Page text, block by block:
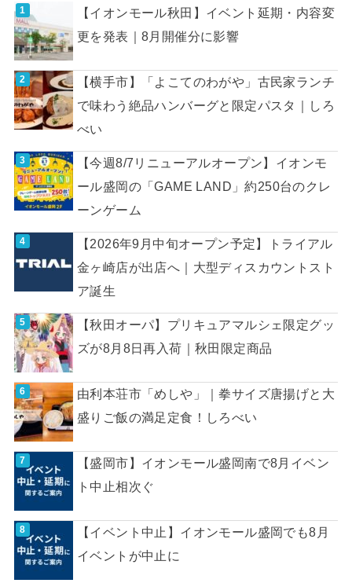
【イオンモール秋田】イベント延期・内容変
更を発表｜8月開催分に影響
【横手市】「よこてのわがや」古民家ランチ
で味わう絶品ハンバーグと限定パスタ｜しろ
べい
【今週8/7リニューアルオープン】イオンモ
ール盛岡の「GAME LAND」約250台のクレ
ーンゲーム
【2026年9月中旬オープン予定】トライアル
金ヶ崎店が出店へ｜大型ディスカウントスト
ア誕生
【秋田オーパ】プリキュアマルシェ限定グッ
ズが8月8日再入荷｜秋田限定商品
由利本荘市「めしや」｜拳サイズ唐揚げと大
盛りご飯の満足定食！しろべい
【盛岡市】イオンモール盛岡南で8月イベン
ト中止相次ぐ
【イベント中止】イオンモール盛岡でも8月
イベントが中止に